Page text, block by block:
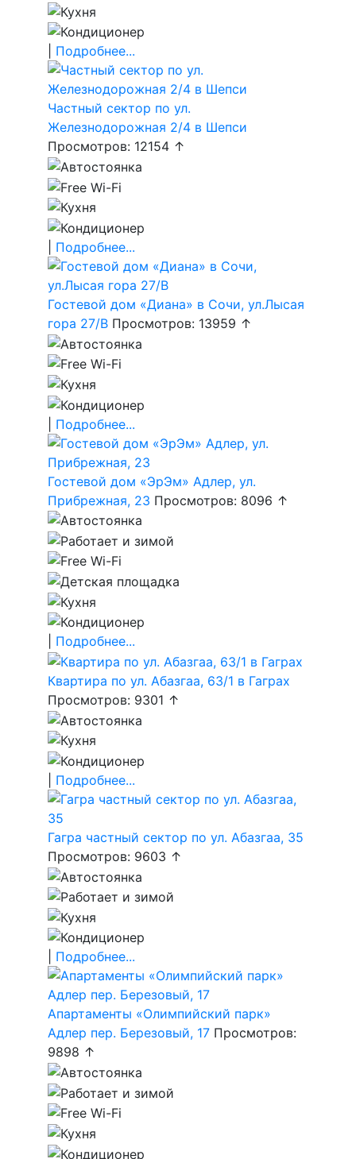
Подробнее...
Частный сектор по ул.
Железнодорожная 2/4 в Шепси
Просмотров: 12154 ↑
Подробнее...
Гостевой дом «Диана» в Сочи, ул.Лысая
гора 27/В Просмотров: 13959 ↑
Подробнее...
Гостевой дом «ЭрЭм» Адлер, ул.
Прибрежная, 23 Просмотров: 8096 ↑
Подробнее...
Квартира по ул. Абазгаа, 63/1 в Гаграх
Просмотров: 9301 ↑
Подробнее...
Гагра частный сектор по ул. Абазгаа, 35
Просмотров: 9603 ↑
Подробнее...
Апартаменты «Олимпийский парк»
Адлер пер. Березовый, 17 Просмотров:
9898 ↑